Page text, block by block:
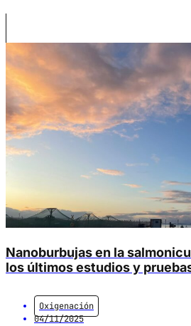
oxigenación, tras los resultados
PICES, una de las instancias
relevantes en ciencia oceánica.
publicación confirman […]
Nanoburbujas en la
los últimos estudios y
Oxigenación
04/11/2025